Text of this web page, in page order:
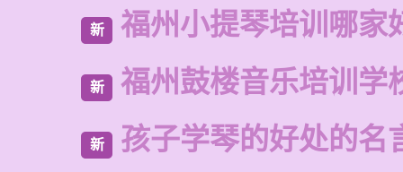
新 福州小提琴培训哪家
新 福州鼓楼音乐培训学
新 孩子学琴的好处的名